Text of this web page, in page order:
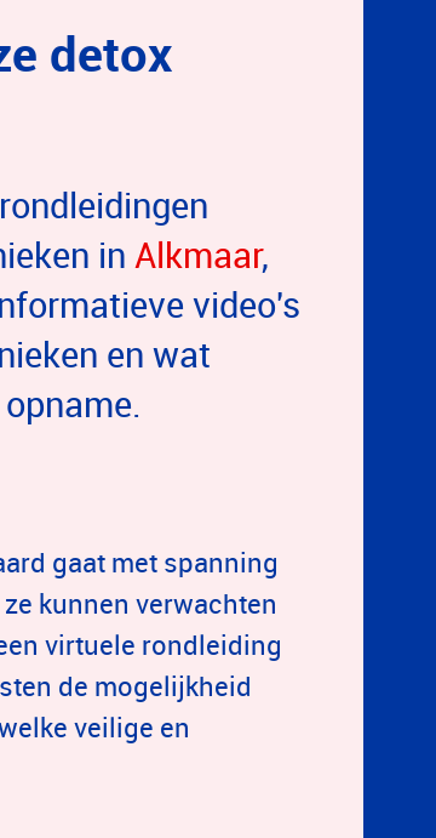
detox
in Alkmaar,
video's
en wat
gaat met spanning
kunnen verwachten
virtuele rondleiding
de mogelijkheid
veilige en